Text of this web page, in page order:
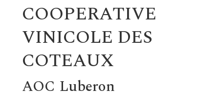
COOPERATIVE
VINICOLE DES
COTEAUX
AOC Luberon